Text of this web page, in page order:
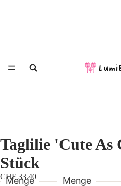
Taglilie 'Cute As
Stück
CHF 33.40
Menge
Menge